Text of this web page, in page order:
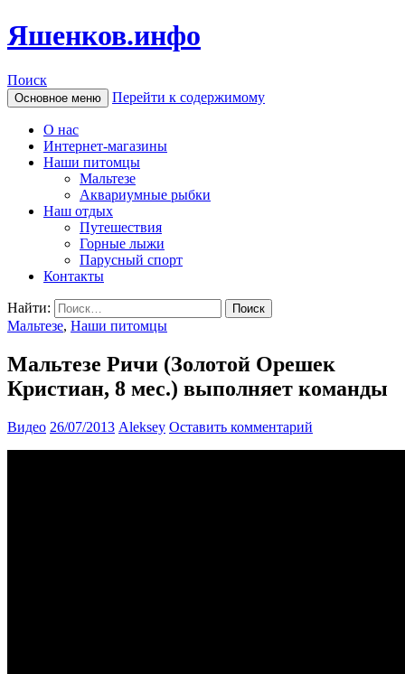
Яшенков.инфо
Поиск
Основное меню Перейти к содержимому
О нас
Интернет-магазины
Наши питомцы
Мальтезе
Аквариумные рыбки
Наш отдых
Путешествия
Горные лыжи
Парусный спорт
Контакты
Найти:
Мальтезе, Наши питомцы
Мальтезе Ричи (Золотой Орешек
Кристиан, 8 мес.) выполняет команды
Видео 26/07/2013 Aleksey Оставить комментарий